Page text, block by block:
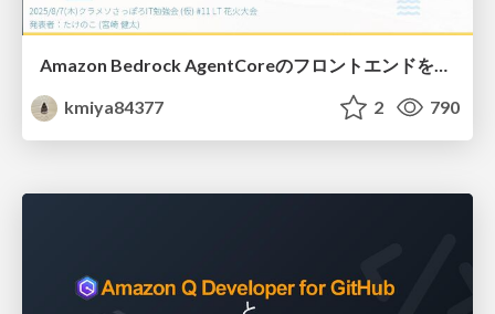
Amazon Bedrock AgentCoreのフロントエンドを探す旅 (Next.js編)
kmiya84377
2 790